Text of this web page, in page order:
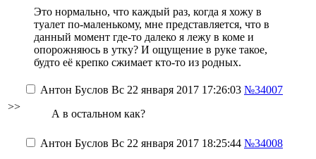
Это нормально, что каждый раз, когда я хожу в
туалет по-маленькому, мне представляется, что в
данный момент где-то далеко я лежу в коме и
опорожняюсь в утку? И ощущение в руке такое,
будто её крепко сжимает кто-то из родных.
>>
Антон Буслов Вс 22 января 2017 17:26:03 №34007
А в остальном как?
Антон Буслов Вс 22 января 2017 18:25:44 №34008